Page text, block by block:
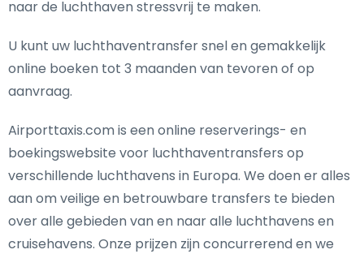
naar de luchthaven stressvrij te maken.
U kunt uw luchthaventransfer snel en gemakkelijk
online boeken tot 3 maanden van tevoren of op
aanvraag.
Airporttaxis.com is een online reserverings- en
boekingswebsite voor luchthaventransfers op
verschillende luchthavens in Europa. We doen er alles
aan om veilige en betrouwbare transfers te bieden
over alle gebieden van en naar alle luchthavens en
cruisehavens. Onze prijzen zijn concurrerend en we